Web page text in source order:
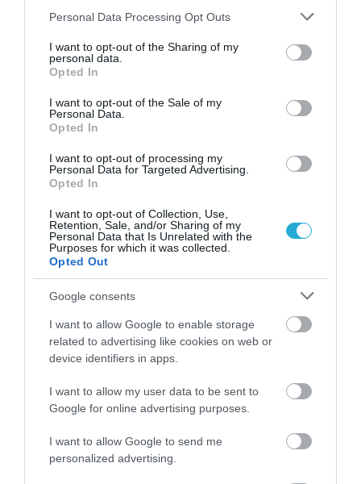
Please note that this website/app uses one or more Google
not limited to your visit or usage behaviour. You may click to
grant or deny consent to Google and its third-party tags to
use your data for below specified purposes in below Google
consent section.
Personal Data Processing Opt Outs
I want to opt-out of the Sharing of my
personal data.
Opted In
I want to opt-out of the Sale of my
Personal Data.
Opted In
I want to opt-out of processing my
Personal Data for Targeted Advertising.
Opted In
I want to opt-out of Collection, Use,
Retention, Sale, and/or Sharing of my
Personal Data that Is Unrelated with the
Purposes for which it was collected.
Opted Out
Google consents
I want to allow Google to enable storage
related to advertising like cookies on web or
device identifiers in apps.
I want to allow my user data to be sent to
Google for online advertising purposes.
I want to allow Google to send me
personalized advertising.
ΡΟΗ ΕΙΔΗΣΕΩΝ
Tate McRae: Η pop star που απογείωσε 2
μουσικά φεστιβάλ σε 1 Σαββατοκύριακο–
Οι εμφανίσεις που έγραψαν ιστορία
ΙΩΑΝΝΑ ΚΑΡΑ
05.08.2026 | 13:00
πόζες από τις διακοπές της στην Ελλάδα
[pics,vid]
ΙΩΑΝΝΑ ΠΥΛΟΥΔΗ
Ελεονόρα Ινκαρντόνα: Ποζάρει με μπικίνι
και εντυπωσιάζει στη Γαλλική Ριβιέρα
02.08.2026 | 20:29